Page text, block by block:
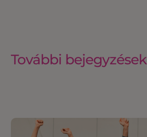
További bejegyzések